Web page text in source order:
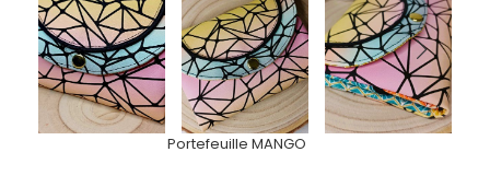
Portefeuille MANGO